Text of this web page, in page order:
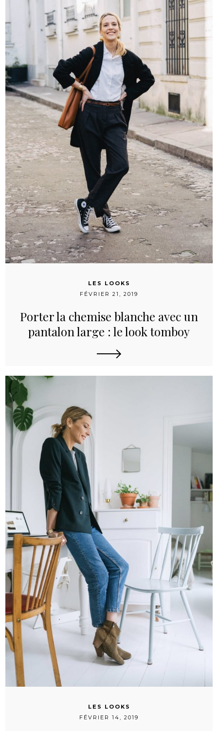
LES LOOKS
FÉVRIER 21, 2019
Porter la chemise blanche avec un
pantalon large : le look tomboy
LES LOOKS
FÉVRIER 14, 2019